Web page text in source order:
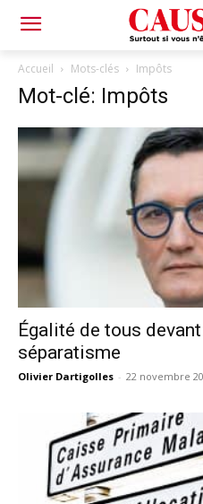
Accueil Mots-clés Impôts
Mot-clé: Impôts
Égalité de tous devant
séparatisme
Olivier Dartigolles - 22 novembre